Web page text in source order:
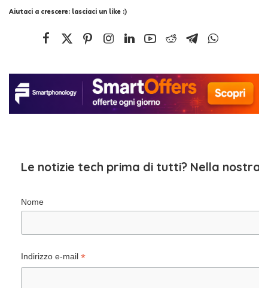
Aiutaci a crescere: lasciaci un like :)
Le notizie tech prima di tutti? Nella nostra
Nome
Indirizzo e-mail *